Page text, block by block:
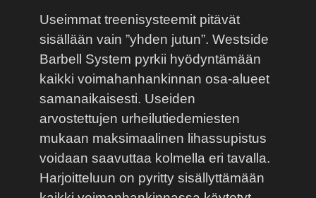
Useimmat treenisysteemit pitävät
sisällään vain ”yhden jutun”. Westside
Barbell System pyrkii hyödyntämään
kaikki voimahanhankinnan osa-alueet
samanaikaisesti. Useiden
arvostettujen urheilutiedemiesten
mukaan maksimaalinen lihassupistus
voidaan saavuttaa kolmella eri tavalla.
Harjoitteluun on pyritty sisällyttämään